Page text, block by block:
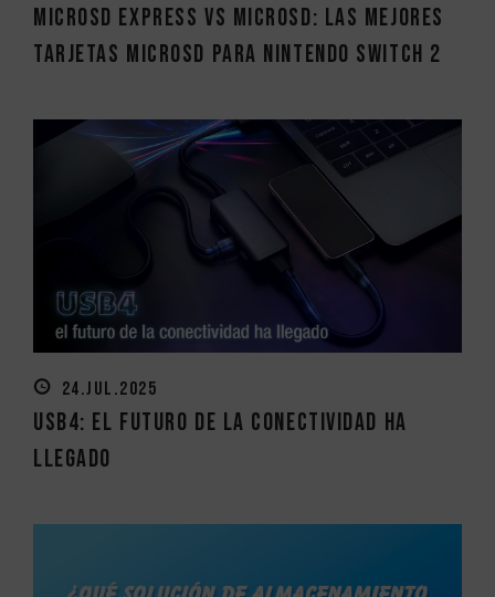
MicroSD Express vs MicroSD: las mejores
tarjetas MicroSD para Nintendo Switch 2
24.JUL.2025
USB4: el futuro de la conectividad ha
llegado